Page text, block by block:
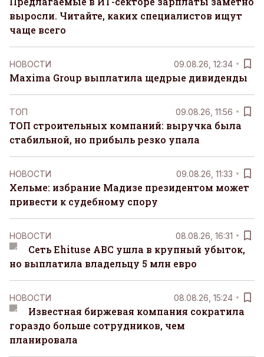
выросли. Читайте, каких специалистов ищут
чаще всего
НОВОСТИ 09.08.26, 12:34
Maxima Group выплатила щедрые дивиденды
ТОП 09.08.26, 11:56
ТОП строительных компаний: выручка была
стабильной, но прибыль резко упала
НОВОСТИ 09.08.26, 11:33
Хельме: избрание Мадизе президентом может
привести к судебному спору
НОВОСТИ 08.08.26, 16:31
Сеть Ehituse ABC ушла в крупный убыток,
но выплатила владельцу 5 млн евро
НОВОСТИ 08.08.26, 15:24
Известная биржевая компания сократила
гораздо больше сотрудников, чем
планировала